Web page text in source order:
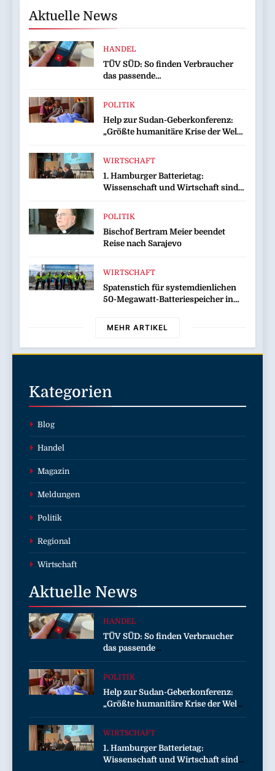
Aktuelle News
HANDEL
TÜV SÜD: So finden Verbraucher
das passende
POLITIK
Help zur Sudan-Geberkonferenz:
„Größte humanitäre Krise der Welt
WIRTSCHAFT
1. Hamburger Batterietag:
Wissenschaft und Wirtschaft sind
POLITIK
Bischof Bertram Meier beendet
Reise nach Sarajevo
WIRTSCHAFT
Spatenstich für systemdienlichen
50-Megawatt-Batteriespeicher in
MEHR ARTIKEL
Kategorien
Blog
Handel
Magazin
Meldungen
Politik
Regional
Wirtschaft
Aktuelle News
HANDEL
TÜV SÜD: So finden Verbraucher
das passende
Laserentfernungsmessgerät
POLITIK
Help zur Sudan-Geberkonferenz:
„Größte humanitäre Krise der Welt
weitet sich aus“
WIRTSCHAFT
1. Hamburger Batterietag:
Wissenschaft und Wirtschaft sind